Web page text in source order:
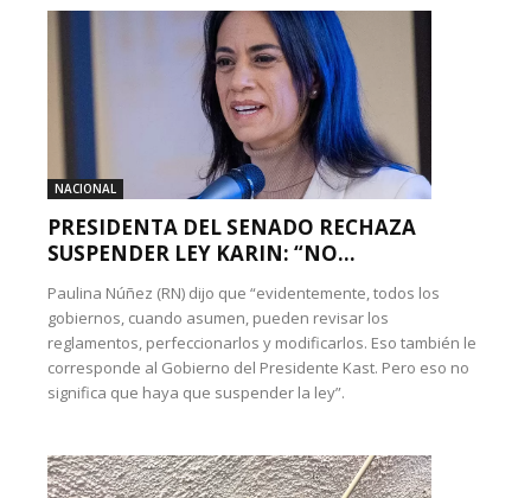
NACIONAL
PRESIDENTA DEL SENADO RECHAZA
SUSPENDER LEY KARIN: “NO...
Paulina Núñez (RN) dijo que “evidentemente, todos los
gobiernos, cuando asumen, pueden revisar los
reglamentos, perfeccionarlos y modificarlos. Eso también le
corresponde al Gobierno del Presidente Kast. Pero eso no
significa que haya que suspender la ley”.